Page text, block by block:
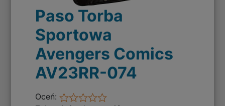
Paso Torba
Sportowa
Avengers Comics
AV23RR-074
Oceń: